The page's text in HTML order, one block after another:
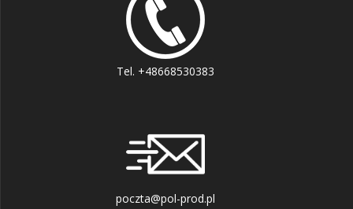
Tel. +48668530383
poczta@pol-prod.pl